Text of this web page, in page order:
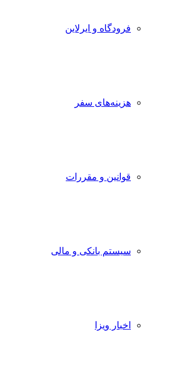
فرودگاه و ایرلاین
هزینه‌های سفر
قوانین و مقررات
سیستم بانکی و مالی
اخبار ویزا